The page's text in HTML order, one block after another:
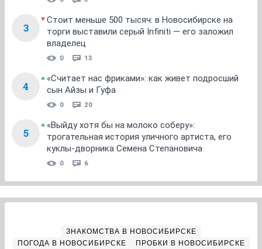
3
Стоит меньше 500 тысяч: в Новосибирске на
торги выставили серый Infiniti — его заложил
владелец
0 13
4
«Считает нас фриками»: как живет подросший
сын Айзы и Гуфа
0 20
5
«Выйду хотя бы на молоко соберу»:
трогательная история уличного артиста, его
куклы-дворника Семена Степановича
0 6
ЗНАКОМСТВА В НОВОСИБИРСКЕ
ПОГОДА В НОВОСИБИРСКЕ
ПРОБКИ В НОВОСИБИРСКЕ